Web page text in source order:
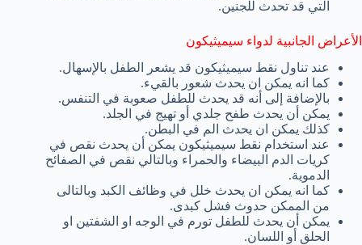
التي قد تحدث للجنين.
الأعراض الجانبية لدواء سيميثيكون
عند تناول نقط سيميثيكون قد يشعر الطفل بالإسهال.
كما انه يمكن ان يحدث شعور بالقيء.
بالإضافة إلى أنه قد يحدث للطفل صعوبة في التنفس.
يمكن أن يحدث طفح جلدي أو تهيج في الجلد.
كذلك يمكن ان يحدث الم في البطن.
عند استخدام نقط سيميثيكون يمكن أن يحدث نقص في
كريات الدم البيضاء والحمراء وبالتالي نقص في الصفائح
الدموية.
كما انه يمكن ان يحدث خلل في وظائف الكبد وبالتالى
من الممكن حدوث فشل كبدى.
يمكن أن يحدث للطفل تورم في الوجه او الشفتين او
الحلق أو اللسان.